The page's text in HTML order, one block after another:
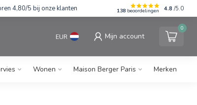
4,80/5 bij onze klanten 138 beoordelingen 4.8 /5.0
EUR Mijn account
0
Wonen Maison Berger Paris Merken